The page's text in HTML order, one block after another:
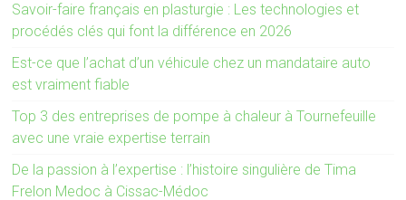
Savoir-faire français en plasturgie : Les technologies et
procédés clés qui font la différence en 2026
Est-ce que l’achat d’un véhicule chez un mandataire auto
est vraiment fiable
Top 3 des entreprises de pompe à chaleur à Tournefeuille
avec une vraie expertise terrain
De la passion à l’expertise : l’histoire singulière de Tima
Frelon Medoc à Cissac-Médoc